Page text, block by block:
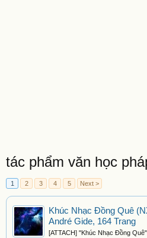
tác phẩm văn học
1 2 3 4 5 Next >
Khúc Nhạc Đồng Quê
André Gide, 164 Trang
[ATTACH] "Khúc Nhạc Đồng